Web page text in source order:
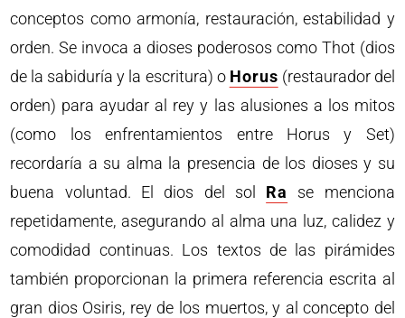
conceptos como armonía, restauración, estabilidad y
orden. Se invoca a dioses poderosos como Thot (dios
de la sabiduría y la escritura) o Horus (restaurador del
orden) para ayudar al rey y las alusiones a los mitos
(como los enfrentamientos entre Horus y Set)
recordaría a su alma la presencia de los dioses y su
buena voluntad. El dios del sol Ra
se menciona
repetidamente, asegurando al alma una luz, calidez y
comodidad continuas. Los textos de las pirámides
también proporcionan la primera referencia escrita al
gran dios Osiris, rey de los muertos, y al concepto del